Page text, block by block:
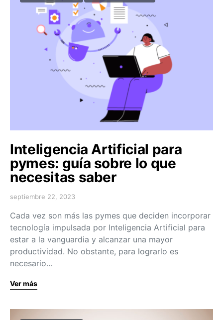
Inteligencia Artificial para
pymes: guía sobre lo que
necesitas saber
septiembre 22, 2023
Cada vez son más las pymes que deciden incorporar
tecnología impulsada por Inteligencia Artificial para
estar a la vanguardia y alcanzar una mayor
productividad. No obstante, para lograrlo es
necesario…
Ver más